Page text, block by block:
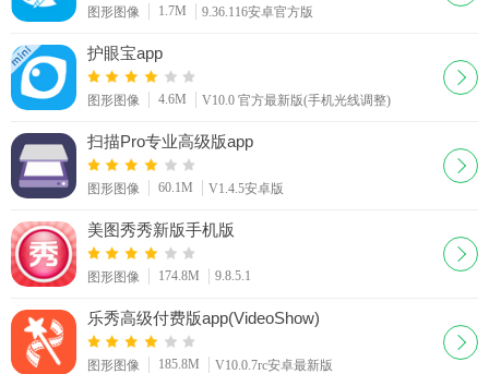
图形图像 1.7M 9.36.116安卓官方版
护眼宝app
图形图像 4.6M V10.0 官方最新版(手机光线调整)
扫描Pro专业高级版app
图形图像 60.1M V1.4.5安卓版
美图秀秀新版手机版
图形图像 174.8M 9.8.5.1
乐秀高级付费版app(VideoShow)
图形图像 185.8M V10.0.7rc安卓最新版